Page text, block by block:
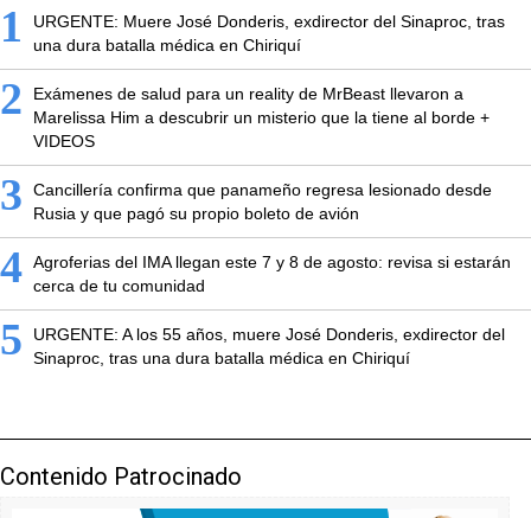
1
URGENTE: Muere José Donderis, exdirector del Sinaproc, tras
una dura batalla médica en Chiriquí
2
Exámenes de salud para un reality de MrBeast llevaron a
Marelissa Him a descubrir un misterio que la tiene al borde +
VIDEOS
3
Cancillería confirma que panameño regresa lesionado desde
Rusia y que pagó su propio boleto de avión
4 Agroferias del IMA llegan este 7 y 8 de agosto: revisa si estarán
cerca de tu comunidad
5
URGENTE: A los 55 años, muere José Donderis, exdirector del
Sinaproc, tras una dura batalla médica en Chiriquí
Contenido Patrocinado